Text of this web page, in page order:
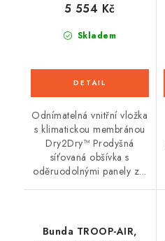
Skladem
5 554 Kč
Odnímatelná vnitřní vložka
s klimatickou membránou
Dry2Dry™ Prodyšná
síťovaná obšívka s
oděruodolnými panely z...
Bunda TROOP-AIR,